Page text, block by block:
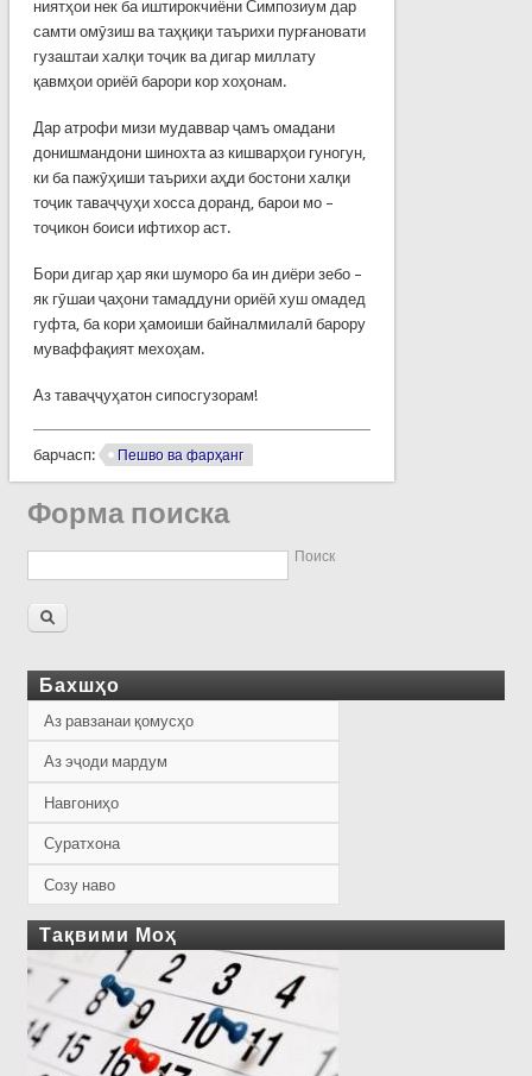
ниятҳои нек ба иштирокчиёни Симпозиум дар
самти омӯзиш ва таҳқиқи таърихи пурғановати
гузаштаи халқи тоҷик ва дигар миллату
қавмҳои ориёӣ барори кор хоҳонам.
Дар атрофи мизи мудаввар ҷамъ омадани
донишмандони шинохта аз кишварҳои гуногун,
ки ба пажӯҳиши таърихи аҳди бостони халқи
тоҷик таваҷҷуҳи хосса доранд, барои мо –
тоҷикон боиси ифтихор аст.
Бори дигар ҳар яки шуморо ба ин диёри зебо –
як гӯшаи ҷаҳони тамаддуни ориёӣ хуш омадед
гуфта, ба кори ҳамоиши байналмилалӣ барору
муваффақият мехоҳам.
Аз таваҷҷуҳатон сипосгузорам!
барчасп: Пешво ва фарҳанг
Форма поиска
Поиск
Бахшҳо
Аз равзанаи қомусҳо
Аз эҷоди мардум
Навгониҳо
Суратхона
Созу наво
Тақвими Моҳ